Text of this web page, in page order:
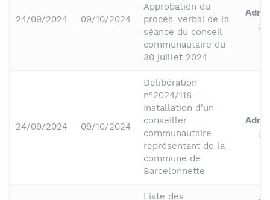
24/09/2024 09/10/2024
Approbation du
procès-verbal de la
séance du conseil
communautaire du
30 juillet 2024
24/09/2024 09/10/2024
Delibération
n°2024/118 -
Installation d'un
conseiller
communautaire
représentant de la
commune de
Barcelonnette
Liste des